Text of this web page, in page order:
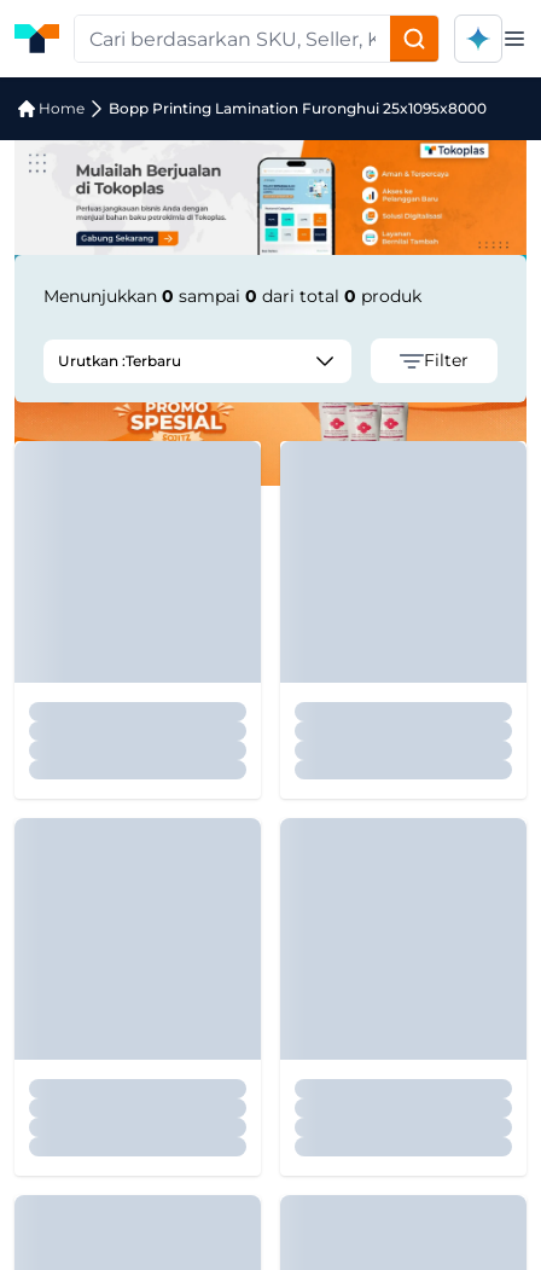
Home Bopp Printing Lamination Furonghui 25x1095x8000
Jual Bopp Printing Lamination
Menunjukkan 0 sampai 0 dari total 0 produk
Urutkan :Terbaru Filter